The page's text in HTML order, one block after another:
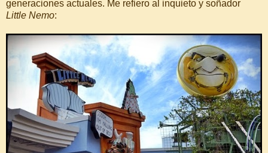
generaciones actuales. Me refiero al inquieto y soñador
Little Nemo: